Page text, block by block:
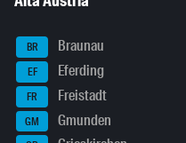
BR Braunau
EF Eferding
FR Freistadt
GM Gmunden